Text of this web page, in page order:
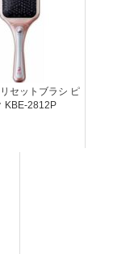
セットブラシ ピ
KBE-2812P